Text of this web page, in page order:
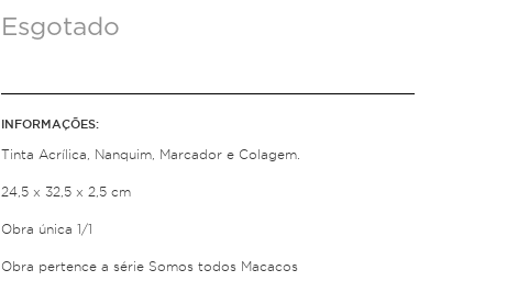
Esgotado
INFORMAÇÕES:
Tinta Acrílica, Nanquim, Marcador e Colagem.
24,5 x 32,5 x 2,5 cm
Obra única 1/1
Obra pertence a série Somos todos Macacos